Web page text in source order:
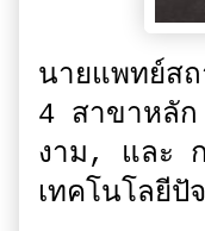
นายแพทย์ส
4 สาขาหลัก
งาม, และ ก
เทคโนโลยี